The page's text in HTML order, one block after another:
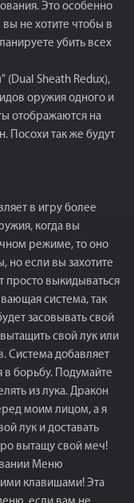
Это особенно
не хотите чтобы в
убить всех
(Dual Sheath Redux),
оружия одного и
отображаются на
Посохи так же будут
в игру более
когда вы
режиме, то оно
но если вы захотите
просто выкидываться
система, так
засовывать свой
свой лук или
Система добавляет
борьбу. Подумайте
из лука. Дракон
моим лицом, а я
лук и доставать
вытащу свой меч!
Меню
клавишами! Эта